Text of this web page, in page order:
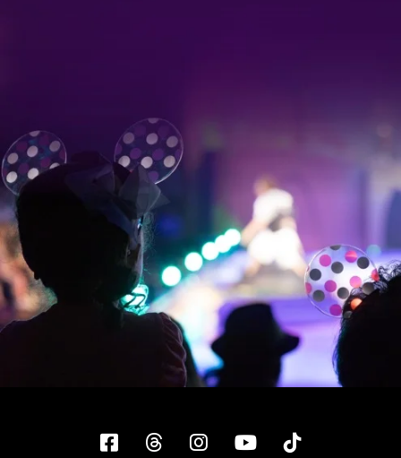
Facebook
ThreadsInstagram
YouTubeTiktok